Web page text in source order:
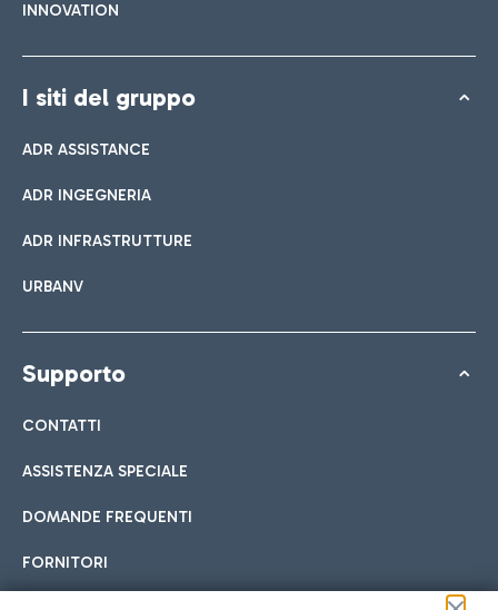
INNOVATION
I siti del gruppo
ADR ASSISTANCE
ADR INGEGNERIA
ADR INFRASTRUTTURE
URBANV
Supporto
CONTATTI
ASSISTENZA SPECIALE
DOMANDE FREQUENTI
FORNITORI